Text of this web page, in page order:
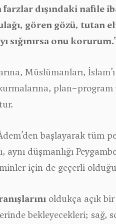
dışındaki nafile
gören gözü, tutan
sığınırsa onu
Müslümanları,
plan−program
başlayarak tüm
aynı düşmanlığı
için de geçerli
oldukça açık
bekleyecekleri; sağ,